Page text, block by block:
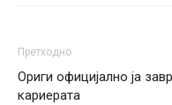
Претходно
Ориги официјално ја
кариерата